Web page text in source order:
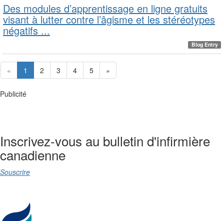
Des modules d’apprentissage en ligne gratuits
visant à lutter contre l’âgisme et les stéréotypes
négatifs ...
Blog Entry
« 1 2 3 4 5 »
Publicité
Inscrivez-vous au bulletin d'infirmière
canadienne
Souscrire